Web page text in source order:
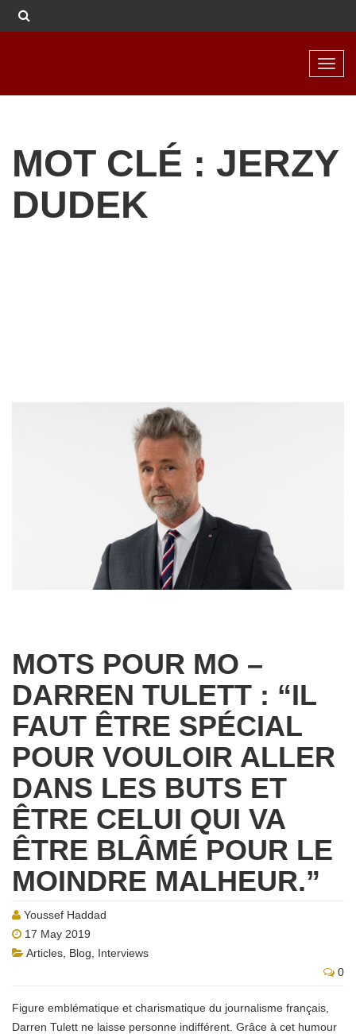
MOT CLÉ : JERZY
DUDEK
MOTS POUR MO –
DARREN TULETT : “IL
FAUT ÊTRE SPÉCIAL
POUR VOULOIR ALLER
DANS LES BUTS ET
ÊTRE CELUI QUI VA
ÊTRE BLÂMÉ POUR LE
MOINDRE MALHEUR.”
Youssef Haddad
17 May 2019
Articles Blog
Interviews
0
Figure emblématique et charismatique du journalisme français,
Darren Tulett ne laisse personne indifférent. Grâce à cet humour